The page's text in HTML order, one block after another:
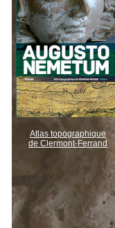
Atlas topographique
de Clermont-Ferrand